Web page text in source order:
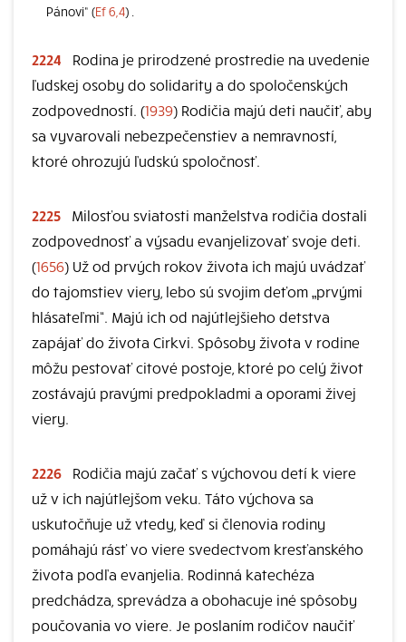
Pánovi“ (Ef 6,4) .
2224
Rodina je prirodzené prostredie na uvedenie
ľudskej osoby do solidarity a do spoločenských
zodpovedností. (1939) Rodičia majú deti naučiť, aby
sa vyvarovali nebezpečenstiev a nemravností,
ktoré ohrozujú ľudskú spoločnosť.
2225
Milosťou sviatosti manželstva rodičia dostali
zodpovednosť a výsadu evanjelizovať svoje deti.
(1656) Už od prvých rokov života ich majú uvádzať
do tajomstiev viery, lebo sú svojim deťom „prvými
hlásateľmi“. Majú ich od najútlejšieho detstva
zapájať do života Cirkvi. Spôsoby života v rodine
môžu pestovať citové postoje, ktoré po celý život
zostávajú pravými predpokladmi a oporami živej
viery.
2226
Rodičia majú začať s výchovou detí k viere
už v ich najútlejšom veku. Táto výchova sa
uskutočňuje už vtedy, keď si členovia rodiny
pomáhajú rásť vo viere svedectvom kresťanského
života podľa evanjelia. Rodinná katechéza
predchádza, sprevádza a obohacuje iné spôsoby
poučovania vo viere. Je poslaním rodičov naučiť